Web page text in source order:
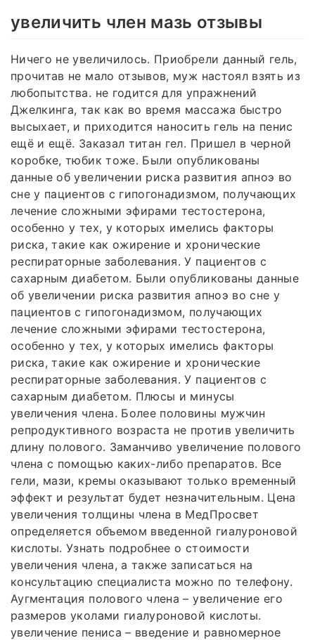
увеличить член мазь отзывы
Ничего не увеличилось. Приобрели данный гель,
прочитав не мало отзывов, муж настоял взять из
любопытства. не годится для упражнений
Джелкинга, так как во время массажа быстро
высыхает, и приходится наносить гель на пенис
ещё и ещё. Заказал титан гел. Пришел в черной
коробке, тюбик тоже. Были опубликованы
данные об увеличении риска развития апноэ во
сне у пациентов с гипогонадизмом, получающих
лечение сложными эфирами тестостерона,
особенно у тех, у которых имелись факторы
риска, такие как ожирение и хронические
респираторные заболевания. У пациентов с
сахарным диабетом. Были опубликованы данные
об увеличении риска развития апноэ во сне у
пациентов с гипогонадизмом, получающих
лечение сложными эфирами тестостерона,
особенно у тех, у которых имелись факторы
риска, такие как ожирение и хронические
респираторные заболевания. У пациентов с
сахарным диабетом. Плюсы и минусы
увеличения члена. Более половины мужчин
репродуктивного возраста не против увеличить
длину полового. Заманчиво увеличение полового
члена с помощью каких-либо препаратов. Все
гели, мази, кремы оказывают только временный
эффект и результат будет незначительным. Цена
увеличения толщины члена в МедПросвет
определяется объемом введенной гиалуроновой
кислоты. Узнать подробнее о стоимости
увеличения члена, а также записаться на
консультацию специалиста можно по телефону.
Аугментация полового члена – увеличение его
размеров уколами гиалуроновой кислоты.
увеличение пениса – введение и равномерное